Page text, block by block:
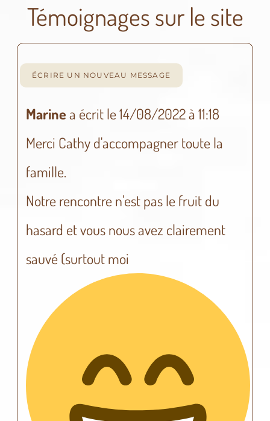
Témoignages sur le site
Marinea écrit le14/08/2022à11:18
Merci Cathy d'accompagner toute la
famille.
Notre rencontre n'est pas le fruit du
hasard et vous nous avez clairement
sauvé (surtout moi